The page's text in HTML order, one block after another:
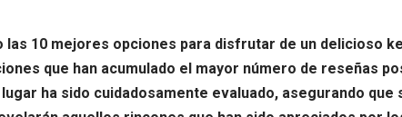
10 mejores opciones para disfrutar de un delicioso
que han acumulado el mayor número de reseñas
ha sido cuidadosamente evaluado, asegurando